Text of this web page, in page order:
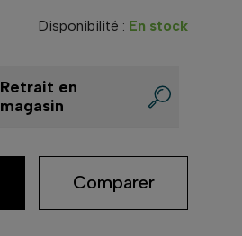
Disponibilité : En stock
Retrait en
magasin
Comparer